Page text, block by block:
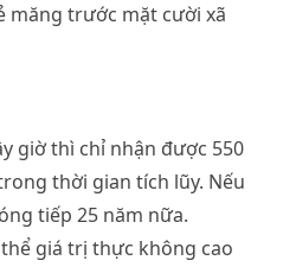
măng trước mặt cười xã
giờ thì chỉ nhận được 550
thời gian tích lũy. Nếu
tiếp 25 năm nữa.
giá trị thực không cao